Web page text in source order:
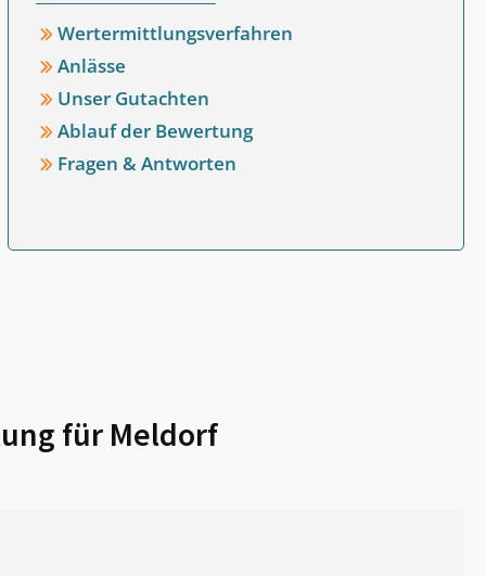
Wertermittlungsverfahren
Anlässe
Unser Gutachten
Ablauf der Bewertung
Fragen & Antworten
für Meldorf